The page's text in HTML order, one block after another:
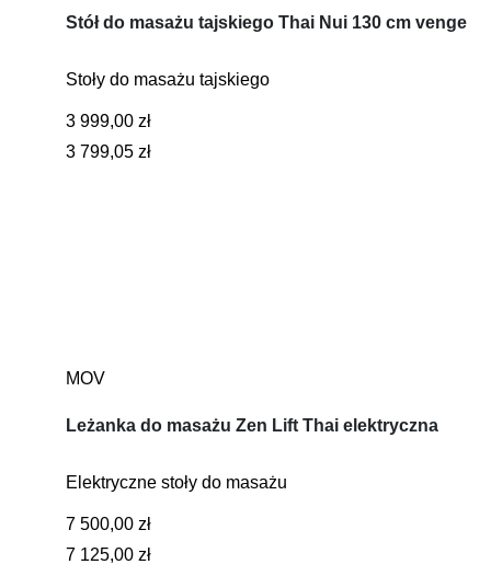
Stół do masażu tajskiego Thai Nui 130 cm venge
Stoły do masażu tajskiego
3 999,00 zł
3 799,05 zł
MOV
Leżanka do masażu Zen Lift Thai elektryczna
Elektryczne stoły do masażu
7 500,00 zł
7 125,00 zł